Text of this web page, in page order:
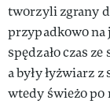
tworzyli zgrany
przypadkowo na
spędzało czas
a były łyżwiarz
wtedy świeżo po